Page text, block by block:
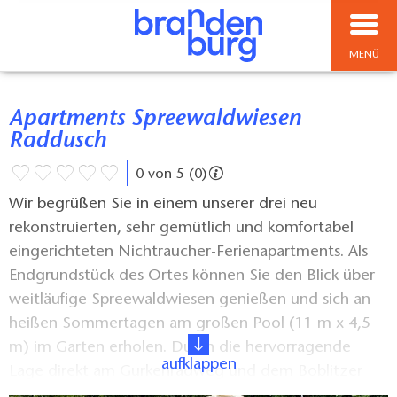
MENÜ
Apartments Spreewaldwiesen
Raddusch
0 von 5 (0)
Wir begrüßen Sie in einem unserer drei neu
rekonstruierten, sehr gemütlich und komfortabel
eingerichteten Nichtraucher-Ferienapartments. Als
Endgrundstück des Ortes können Sie den Blick über
weitläufige Spreewaldwiesen genießen und sich an
heißen Sommertagen am großen Pool (11 m x 4,5
m) im Garten erholen. Durch die hervorragende
Lage direkt am Gurkenradweg und dem Boblitzer
aufklappen